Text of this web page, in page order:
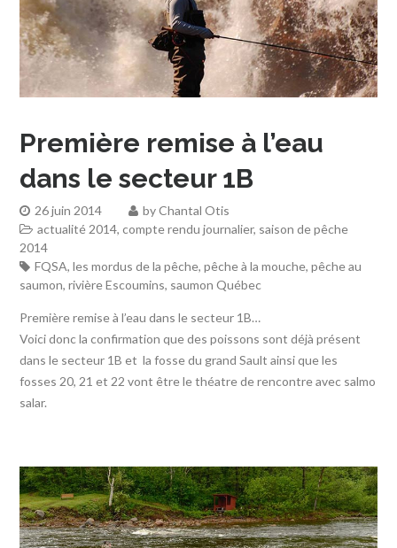
Première remise à l’eau
dans le secteur 1B
26 juin 2014 byChantal Otis
actualité 2014,compte rendu journalier, saison de pêche
2014
FQSA,les mordus de la pêche,pêche à la mouche,pêche au
saumon,rivière Escoumins, saumon Québec
Première remise à l’eau dans le secteur 1B…
Voici donc la confirmation que des poissons sont déjà présent
dans le secteur 1B et la fosse du grand Sault ainsi que les
fosses 20, 21 et 22 vont être le théatre de rencontre avec salmo
salar.